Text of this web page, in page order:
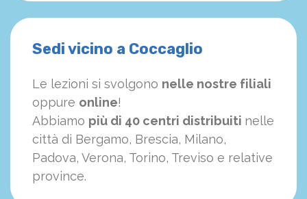
Sedi vicino a Coccaglio
Le lezioni si svolgono nelle nostre filiali
oppure online!
Abbiamo più di 40 centri distribuiti nelle
città di Bergamo, Brescia, Milano,
Padova, Verona, Torino, Treviso e relative
province.